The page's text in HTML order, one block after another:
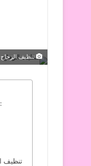
تنظيف الزجاج
طرق سهلة تساعدك في تنظيف الزجاج والمرايا :
تنظيف